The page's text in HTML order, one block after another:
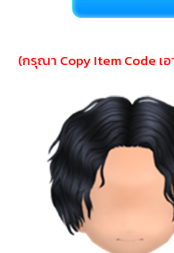
(กรุณา Copy Item Code เ